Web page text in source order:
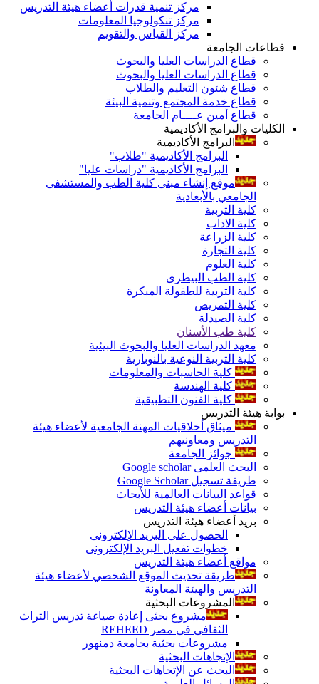
مركز تنمية قدرات أعضاء هيئة التدريس
مركز تنكولوجيا المعلومات
مركز القياس والتقويم
قطاعات الجامعة
قطاع الدراسات العليا والبحوث
قطاع الدراسات العليا والبحوث
قطاع شئون التعليم والطلاب
قطاع خدمة المجتمع وتنمية البيئة
قطاع أمين عــــام الجامعة
الكليات والبرامج الأكاديمية
البرامج الأكاديمية
البرامج الأكاديمية "طلاب"
البرامج الأكاديمية "دراسات عليا"
موقع إنشاء مبنى كلية الطب والمستشفى
الجامعي بالأبعادية
كلية التربية
كلية الاداب
كلية الزراعة
كلية التجارة
كلية العلوم
كلية الطب البيطرى
كلية التربية للطفولة المبكرة
كلية التمريض
كلية الصيدلة
كلية طب الأسنان
معهد الدراسات العليا والبحوث البيئية
كلية التربية النوعية بالنوبارية
كلية الحاسبات والمعلومات
كلية الهندسة
كلية الفنون التطبيقية
بوابة هيئة التدريس
ميثاق أخلاقيات المهنة الجامعية لأعضاء هيئة
التدريس ومعاونيهم
جوائز الجامعة
البحث العلمى Google scholar
طريقة تسجيل Google Scholar
قواعد البيانات العالمية للأبحاث
بيانات أعضاء هيئة التدريس
بريد أعضاء هيئة التدريس
الحصول على البريد الإلكترونى
خطوات تفعيل البريد الإلكترونى
مواقع أعضاء هيئة التدريس
طريقة تحديث الموقع الشخصي لأعضاء هيئة
التدريس والهيئة المعاونة
المشروعات البحثية
مشروع بحثى إعادة صياغة تدريس التراث
الثقافى فى مصر REHEED
مشروعات بحثية بجامعة دمنهور
الإتجاهات البحثية
البحث عن الإتجاهات البحثية